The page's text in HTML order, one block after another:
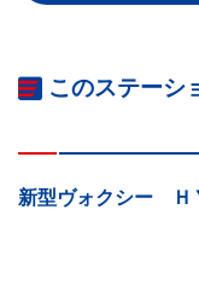
このステーシ
新型ヴォクシー Ｈ